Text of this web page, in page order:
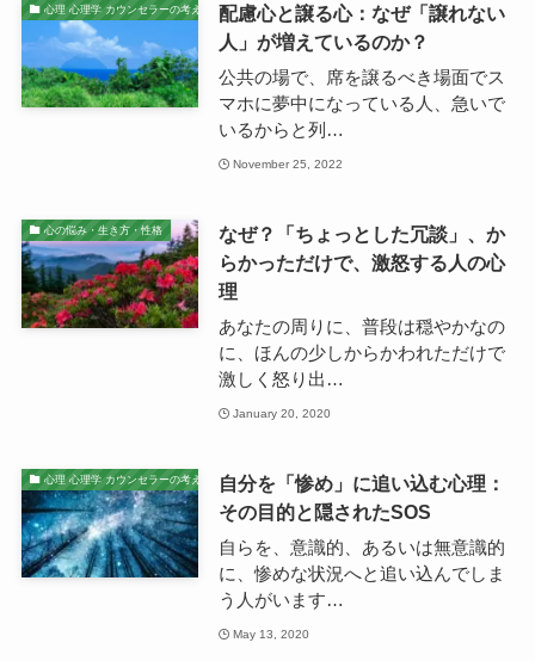
心理 心理学 カウンセラーの考え
配慮心と譲る心：なぜ「譲れない
人」が増えているのか？
公共の場で、席を譲るべき場面でス
マホに夢中になっている人、急いで
いるからと列…
November 25, 2022
心の悩み・生き方・性格
なぜ？「ちょっとした冗談」、か
らかっただけで、激怒する人の心
理
あなたの周りに、普段は穏やかなの
に、ほんの少しからかわれただけで
激しく怒り出…
January 20, 2020
心理 心理学 カウンセラーの考え
自分を「惨め」に追い込む心理：
その目的と隠されたSOS
自らを、意識的、あるいは無意識的
に、惨めな状況へと追い込んでしま
う人がいます…
May 13, 2020